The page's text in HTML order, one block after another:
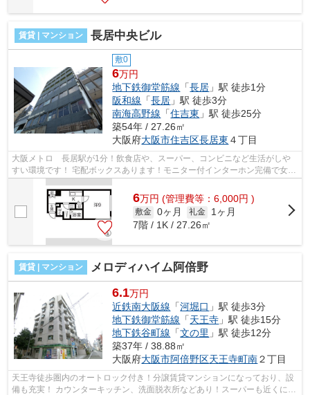
賃貸 | マンション 長居中央ビル
敷0
6万円
地下鉄御堂筋線 「長居 」駅 徒歩1分
阪和線 「長居 」駅 徒歩3分
南海高野線 「住吉東 」駅 徒歩25分
築54年 / 27.26㎡
大阪府大阪市住吉区長居東 ４丁目
大阪メトロ 長居駅が1分！飲食店や、スーパー、コンビニなど生活がしや
すい環境です！ 宅配ボックスあります！モニター付インターホン完備で女性
も安心！カウンターキッチンなど！ ...
6万円 (管理費等：6,000円 )
敷金 0ヶ月 礼金
1ヶ月
7階 / 1K / 27.26㎡
賃貸 | マンション メロディハイム阿倍野
6.1万円
近鉄南大阪線 「河堀口 」駅 徒歩3分
地下鉄御堂筋線 「天王寺 」駅 徒歩15分
地下鉄谷町線 「文の里 」駅 徒歩12分
築37年 / 38.88㎡
大阪府大阪市阿倍野区天王寺町南２丁目
天王寺徒歩圏内のオートロック付き！分譲賃貸マンションになっており、設
備も充実！ カウンターキッチン、洗面脱衣所などあり！スーパーも近くにあ